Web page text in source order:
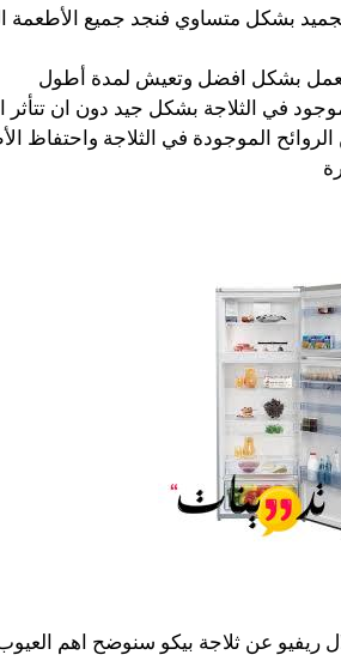
بشكل متساوي فنجد جميع
تعمل بشكل افضل وتعيش لمدة أطول
في الثلاجة بشكل جيد دون ان تتأثر
الموجودة في الثلاجة واحتفاظ
ريفيو عن ثلاجة بيكو سنوضح اهم